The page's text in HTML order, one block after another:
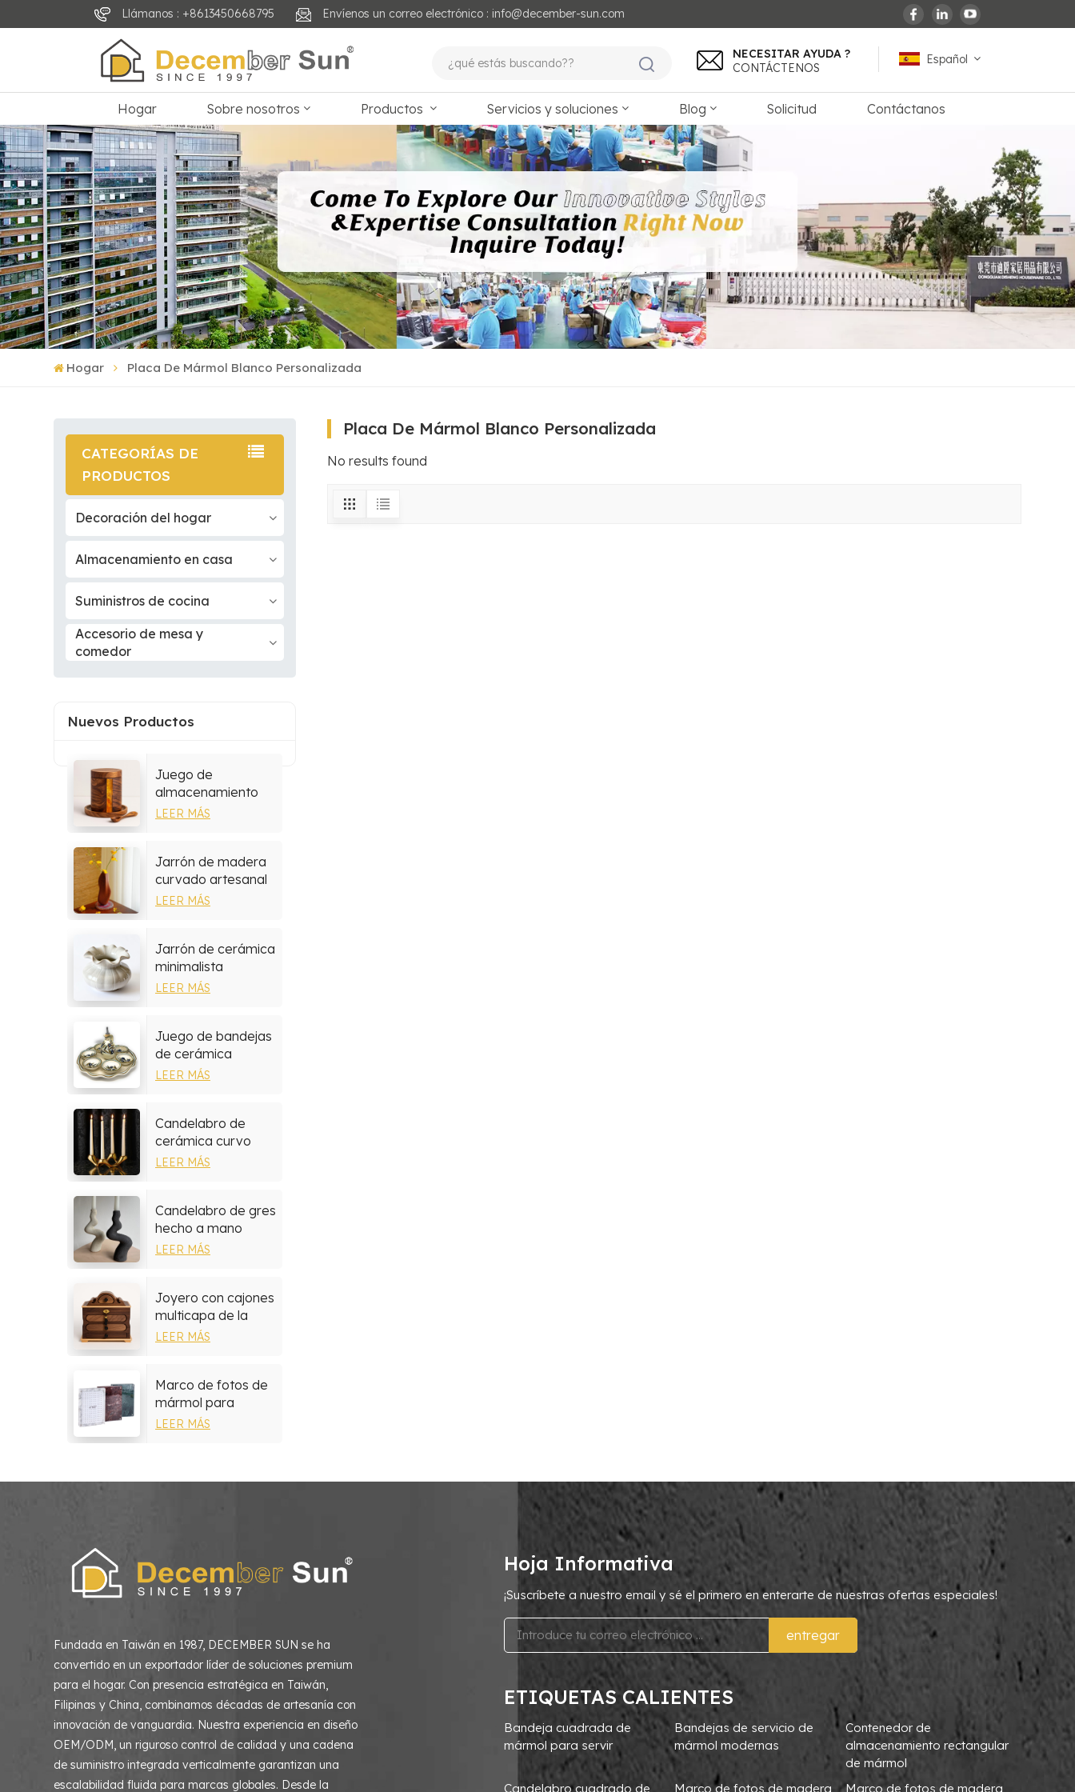
Llámanos : +8613450668795 Envíenos un correo electrónico : info@december-sun.com
Español
français
Deutsch
العربية
NECESITAR AYUDA ?
CONTÁCTENOS
Hogar Sobre nosotros Productos Servicios y soluciones Blog Solicitud Contáctanos
Hogar Placa De Mármol Blanco Personalizada
CATEGORÍAS DE
PRODUCTOS
Decoración del hogar
Almacenamiento en casa
Suministros de cocina
Accesorio de mesa y
comedor
Nuevos Productos
Juego de
almacenamiento
multiusos de resina
LEER MÁS
Jarrón de madera
curvado artesanal
hecho a mano
LEER MÁS
Jarrón de cerámica
minimalista
LEER MÁS
Juego de bandejas
de cerámica
mediterránea
LEER MÁS
Candelabro de
cerámica curvo
moderno
LEER MÁS
Candelabro de gres
hecho a mano
LEER MÁS
Joyero con cajones
multicapa de la
colección de
LEER MÁS
Marco de fotos de
mármol para
decoración del
LEER MÁS
Placa De Mármol Blanco Personalizada
No results found
Fundada en Taiwán en 1987, DECEMBER SUN se ha
convertido en un exportador líder de soluciones premium
para el hogar. Con presencia estratégica en Taiwán,
Filipinas y China, combinamos décadas de artesanía con
innovación de vanguardia. Nuestra experiencia en diseño
OEM/ODM, un riguroso control de calidad y una cadena
de suministro integrada verticalmente garantizan una
escalabilidad fluida para marcas globales. Desde la
Hoja Informativa
¡Suscríbete a nuestro email y sé el primero en enterarte de nuestras ofertas especiales!
entregar
ETIQUETAS CALIENTES
Bandeja cuadrada de
mármol para servir
Bandejas de servicio de
mármol modernas
Contenedor de
almacenamiento rectangular
de mármol
Candelabro cuadrado de
Marco de fotos de madera Marco de fotos de madera